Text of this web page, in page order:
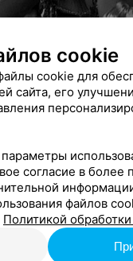
cookie
cookie для
сайта, его
согласие в более
файлов
Политикой